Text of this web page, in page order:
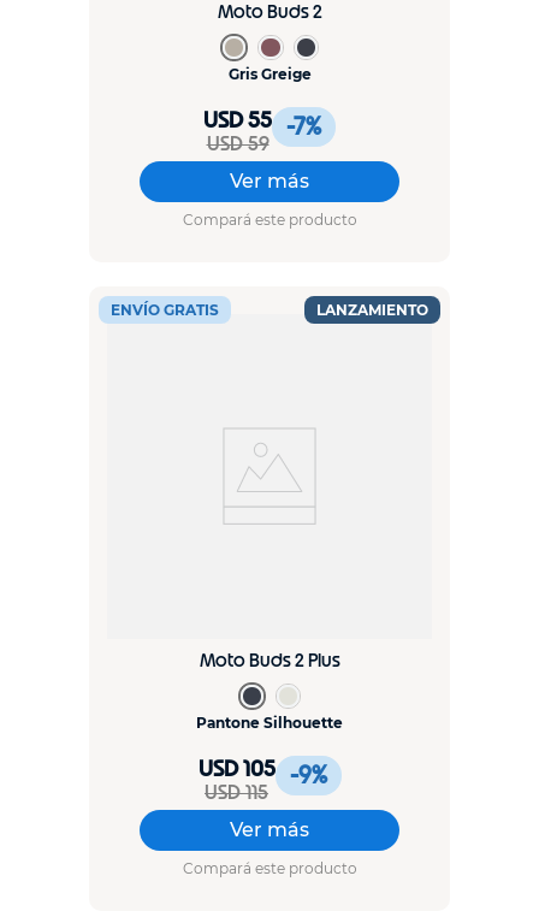
Moto Buds 2
Gris Greige
-7%
USD 55
USD 59
Ver más
Compará este producto
Moto Buds 2 Plus
Pantone Silhouette
-9%
USD 105
USD 115
Ver más
Compará este producto
ENVÍO GRATIS LANZAMIENTO